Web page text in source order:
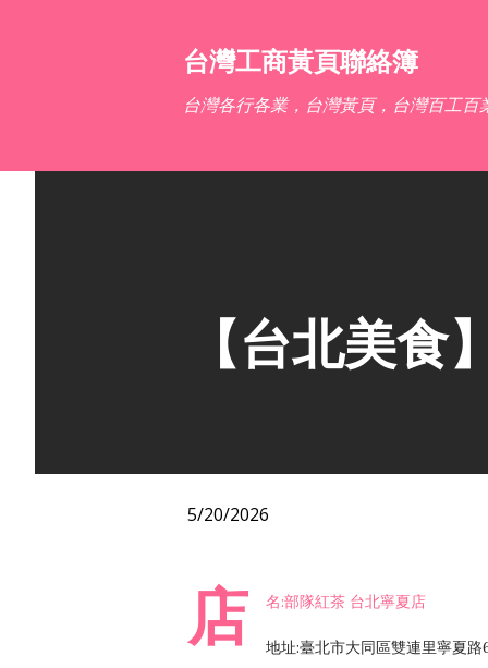
台灣工商黃頁聯絡簿
台灣各行各業，台灣黃頁，台灣百工百
【台北美
5/20/2026
店 名:部隊紅茶 台北寧夏店
地址:臺北市大同區雙連里寧夏路